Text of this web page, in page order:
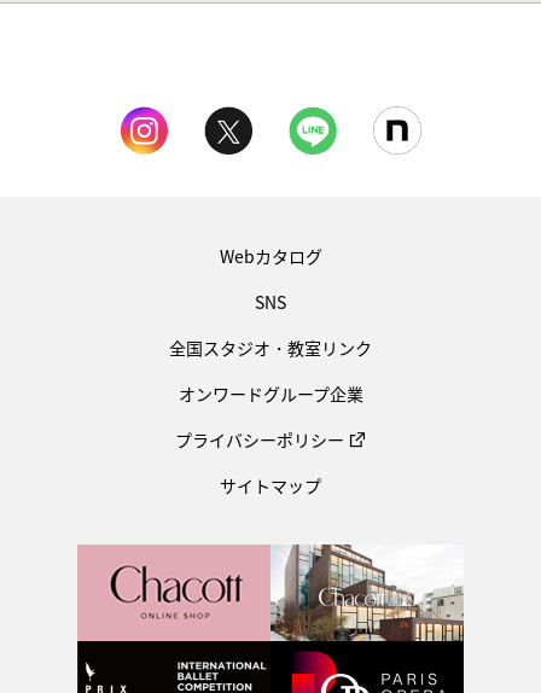
Webカタログ
SNS
全国スタジオ・教室リンク
オンワードグループ企業
プライバシーポリシー
サイトマップ